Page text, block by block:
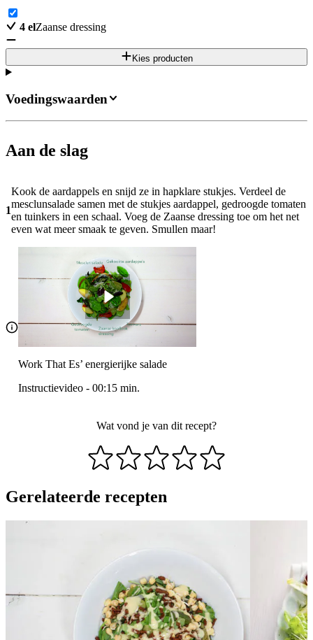
4 elZaanse dressing
Kies producten
Aan de slag
1
Kook de aardappels en snijd ze in hapklare stukjes. Verdeel de
mesclunsalade samen met de stukjes aardappel, gedroogde tomaten
en tuinkers in een schaal. Voeg de Zaanse dressing toe om het net
even wat meer smaak te geven. Smullen maar!
Work That Es’ energierijke salade
Instructievideo - 00:15 min.
Wat vond je van dit recept?
Voedingswaarden
Gerelateerde recepten